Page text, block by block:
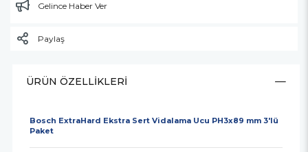
Gelince Haber Ver
Paylaş
ÜRÜN ÖZELLIKLERI
Bosch ExtraHard Ekstra Sert Vidalama Ucu PH3x89 mm 3'lü
Paket